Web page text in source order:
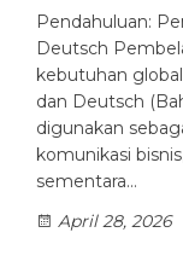
Pendahuluan:
Deutsch
kebutuhan
dan Deutsch
digunakan
komunikasi
sementara…
April 28, 2026